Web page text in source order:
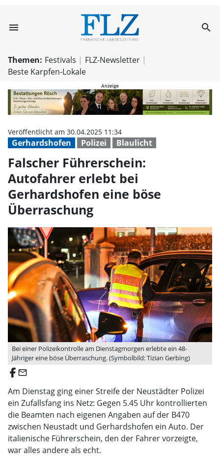
menu Falscher search
Themen: Festivals
FLZ-Newsletter
Beste Karpfen-Lokale
Gerhardshofen Polizei Blaulicht
Veröffentlicht am 30.04.2025 11:34
Falscher Führerschein:
Autofahrer erlebt bei
Gerhardshofen eine böse
Überraschung
Bei einer Polizeikontrolle am Dienstagmorgen erlebte ein 48-
Jähriger eine böse Überraschung. (Symbolbild: Tizian Gerbing)
email
Am Dienstag ging einer Streife der Neustädter Polizei
ein Zufallsfang ins Netz: Gegen 5.45 Uhr kontrollierten
die Beamten nach eigenen Angaben auf der B470
zwischen Neustadt und Gerhardshofen ein Auto. Der
italienische Führerschein, den der Fahrer vorzeigte,
war alles andere als echt.